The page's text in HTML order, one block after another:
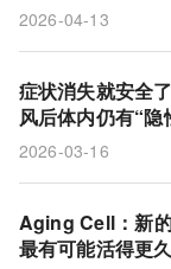
2026-04-13
症状消失就安全
风后体内仍有“
2026-03-16
Aging Cell：新
最有可能活得更久